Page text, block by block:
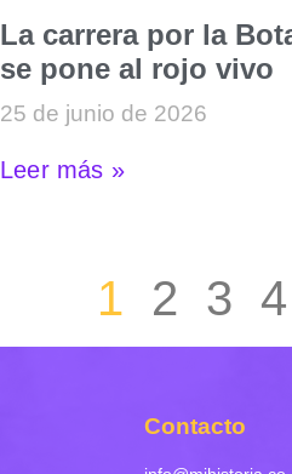
La carrera por la
se pone al rojo vivo
25 de junio de 2026
Leer más »
1 2 3 4
Contacto